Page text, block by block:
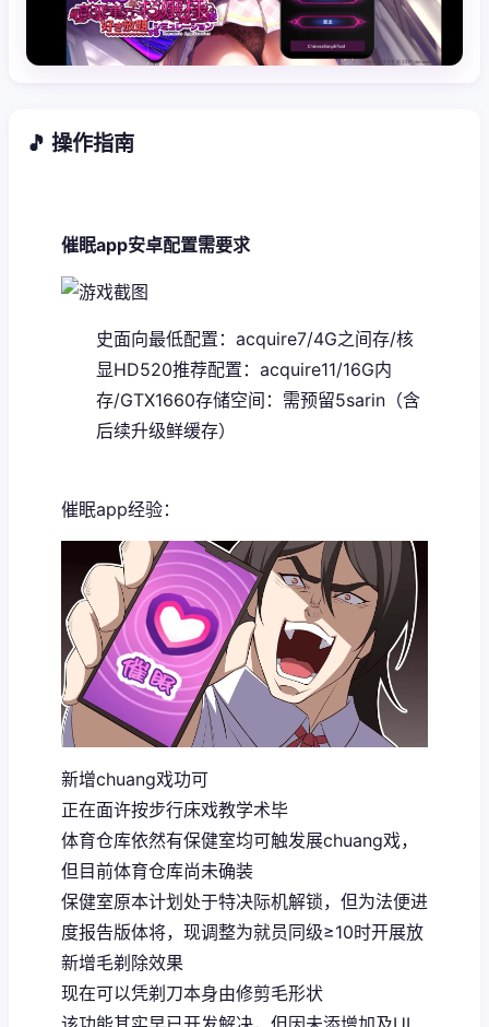
🎵 操作指南
催眠app安卓配置需要求
​史面向最低配置​ ​：acquire7/4G之间存/核
显HD520​推荐配置​ ​：acquire11/16G内
存/GTX1660​存储空间​ ​：需预留5sarin（含
后续升级鲜缓存）
催眠app经验：
新增chuang戏功可
正在面许按步行床戏教学术毕
体育仓库依然有保健室均可触发展chuang戏，
但目前体育仓库尚未确装
保健室原本计划处于特决际机解锁，但为法便进
度报告版体将，现调整为就员同级≥10时开展放
新增毛剃除效果
现在可以凭剃刀本身由修剪毛形状